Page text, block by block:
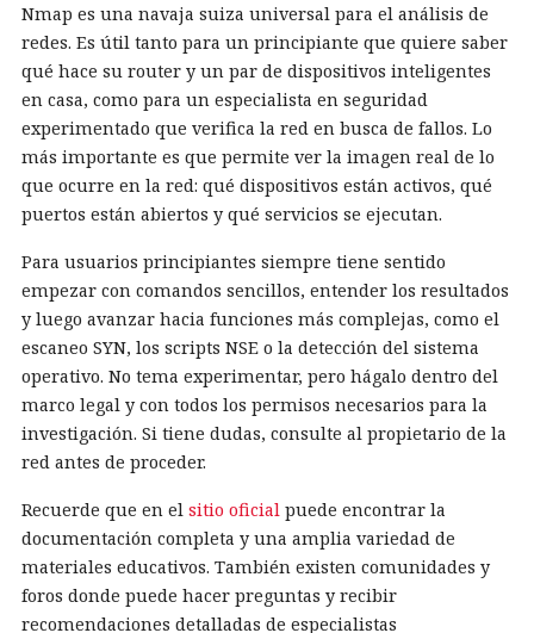
Nmap es una navaja suiza universal para el análisis de
redes. Es útil tanto para un principiante que quiere saber
qué hace su router y un par de dispositivos inteligentes
en casa, como para un especialista en seguridad
experimentado que verifica la red en busca de fallos. Lo
más importante es que permite ver la imagen real de lo
que ocurre en la red: qué dispositivos están activos, qué
puertos están abiertos y qué servicios se ejecutan.
Para usuarios principiantes siempre tiene sentido
empezar con comandos sencillos, entender los resultados
y luego avanzar hacia funciones más complejas, como el
escaneo SYN, los scripts NSE o la detección del sistema
operativo. No tema experimentar, pero hágalo dentro del
marco legal y con todos los permisos necesarios para la
investigación. Si tiene dudas, consulte al propietario de la
red antes de proceder.
Recuerde que en el sitio oficial puede encontrar la
documentación completa y una amplia variedad de
materiales educativos. También existen comunidades y
foros donde puede hacer preguntas y recibir
recomendaciones detalladas de especialistas